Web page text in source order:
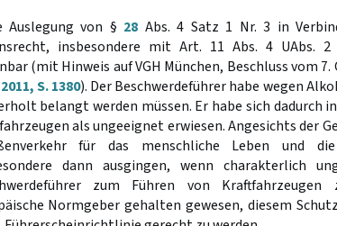
Auslegung von § 28 Abs. 4 Satz 1 Nr. 3 in
insbesondere mit Art. 11 Abs. 4 UAbs. 2
(mit Hinweis auf VGH München, Beschluss vom
S. 1380). Der Beschwerdeführer habe wegen
belangt werden müssen. Er habe sich dadurch
als ungeeignet erwiesen. Angesichts der
für das menschliche Leben und
dann ausgingen, wenn charakterlich
zum Führen von
Normgeber gehalten gewesen, diesem